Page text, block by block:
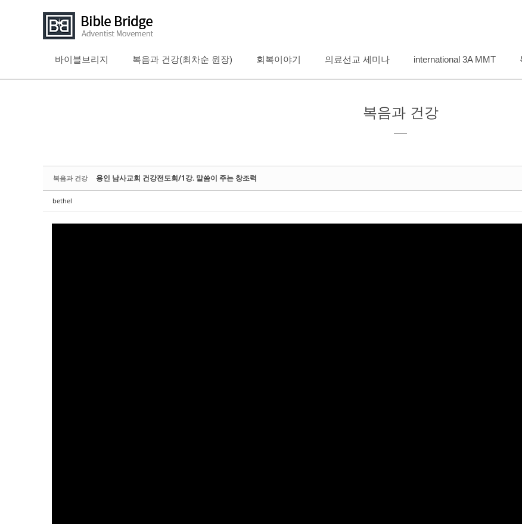
바이블브리지 복음과 건강(최차순 원장) 회복이야기 의료선교 세미나 international 3A MMT
복음과 건강
복음과 건강 용인 남사교회 건강전도회/1강. 말씀이 주는 창조력
bethel